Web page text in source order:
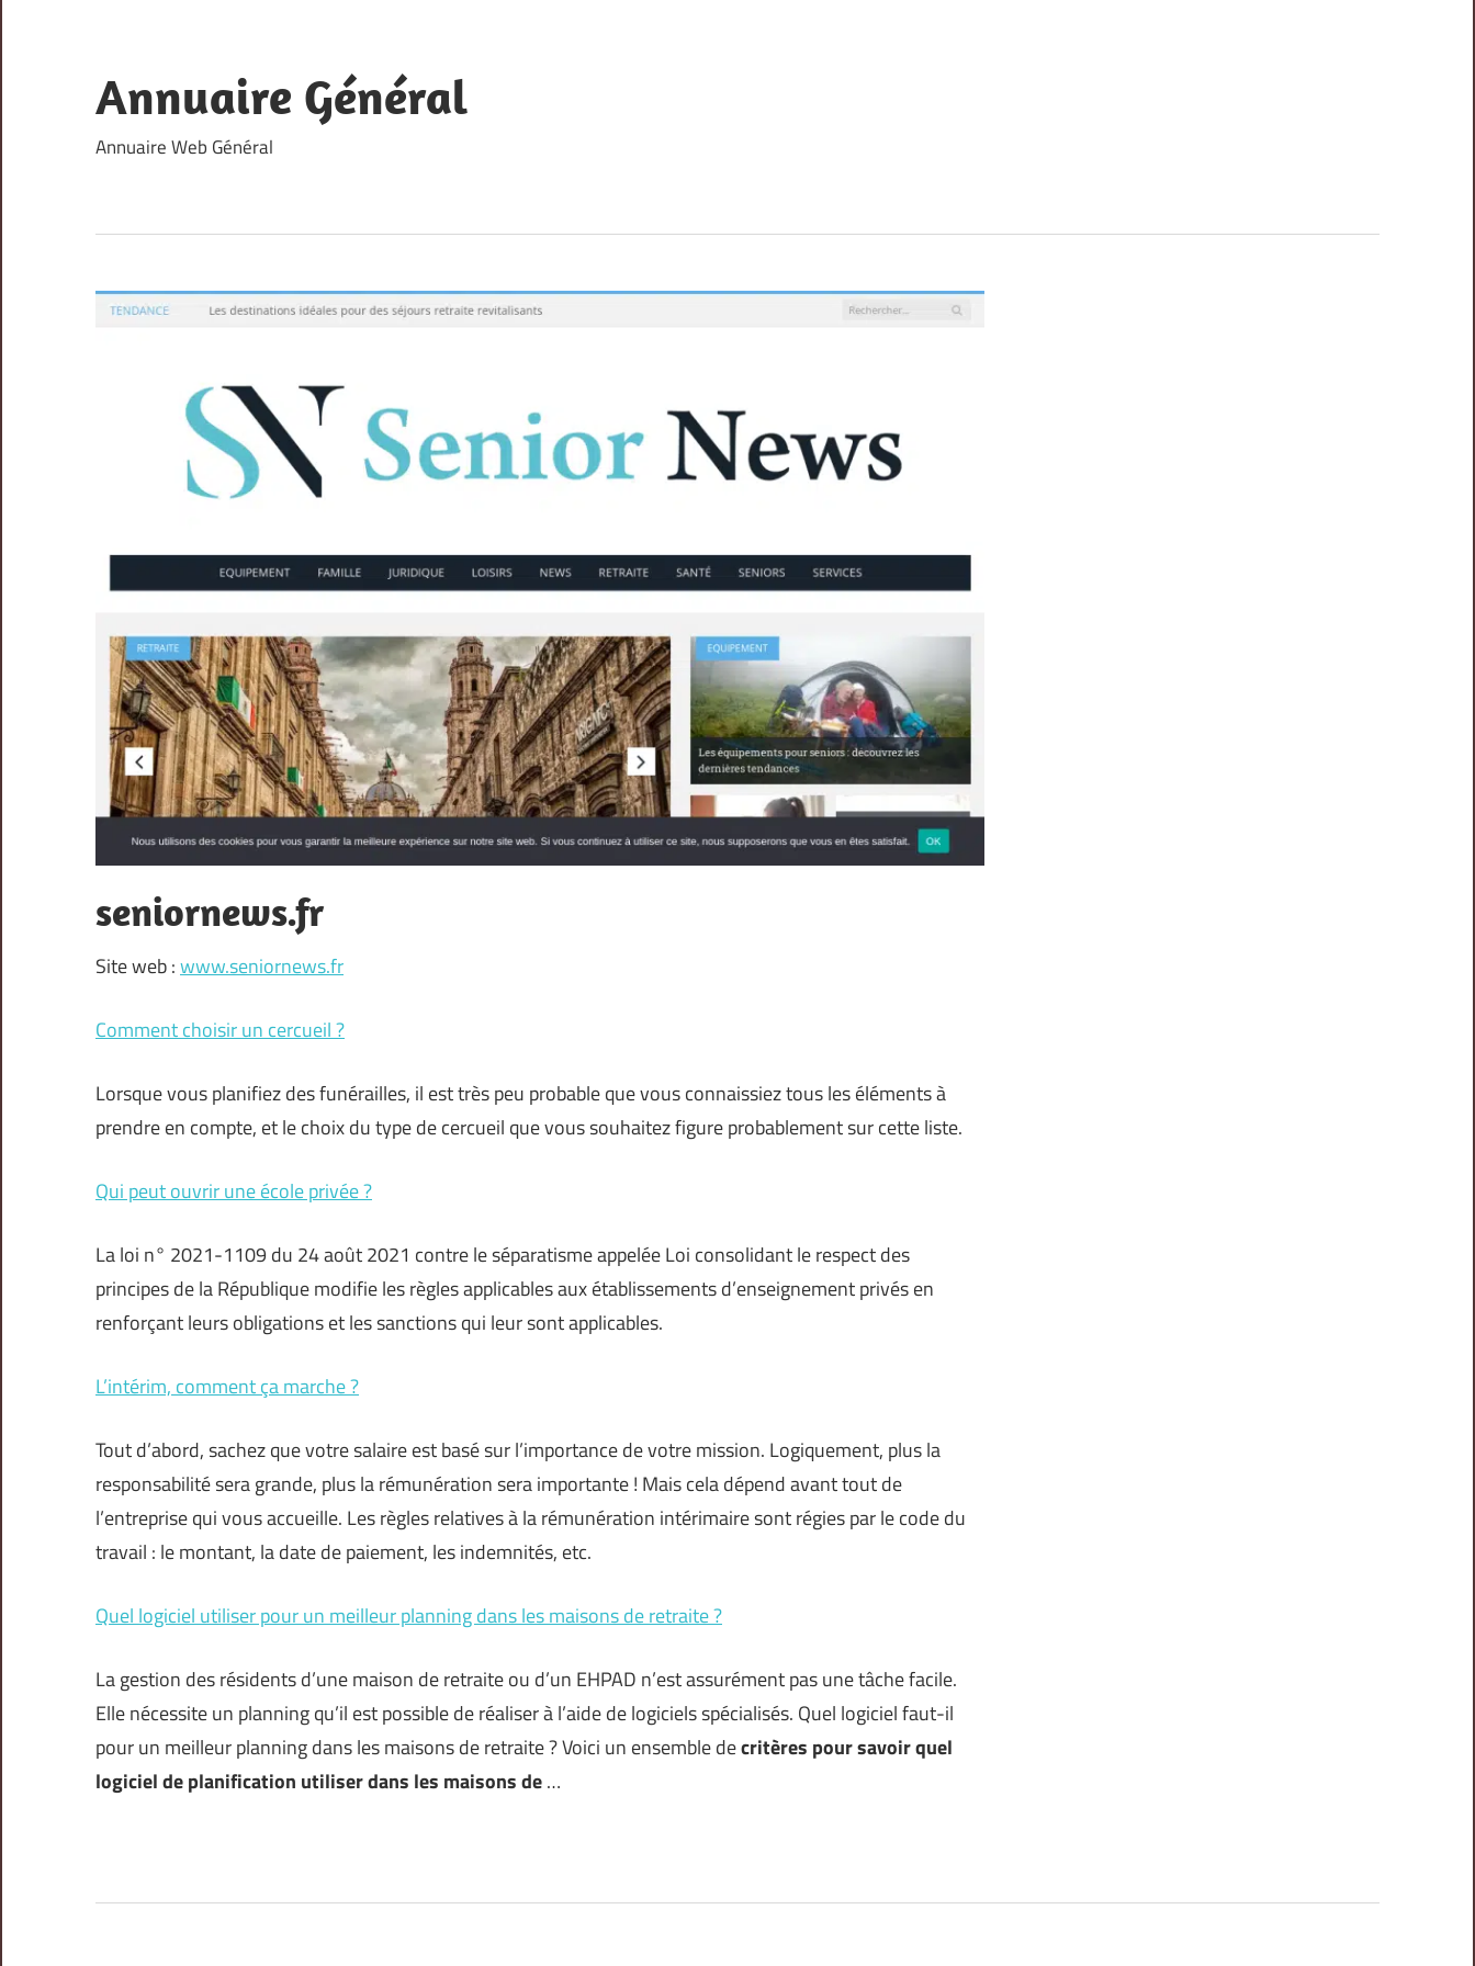
content
Annuaire Général
Annuaire Web Général
seniornews.fr
Site web :www.seniornews.fr
Comment choisir un cercueil ?
Lorsque vous planifiez des funérailles, il est très peu probable que vous connaissiez tous les éléments à
prendre en compte, et le choix du type de cercueil que vous souhaitez figure probablement sur cette liste.
Qui peut ouvrir une école privée ?
La loi n° 2021-1109 du 24 août 2021 contre le séparatisme appelée Loi consolidant le respect des
principes de la République modifie les règles applicables aux établissements d’enseignement privés en
renforçant leurs obligations et les sanctions qui leur sont applicables.
L’intérim, comment ça marche ?
Tout d’abord, sachez que votre salaire est basé sur l’importance de votre mission. Logiquement, plus la
responsabilité sera grande, plus la rémunération sera importante ! Mais cela dépend avant tout de
l’entreprise qui vous accueille. Les règles relatives à la rémunération intérimaire sont régies par le code du
travail : le montant, la date de paiement, les indemnités, etc.
Quel logiciel utiliser pour un meilleur planning dans les maisons de retraite ?
La gestion des résidents d’une maison de retraite ou d’un EHPAD n’est assurément pas une tâche facile.
Elle nécessite un planning qu’il est possible de réaliser à l’aide de logiciels spécialisés. Quel logiciel faut-il
pour un meilleur planning dans les maisons de retraite ? Voici un ensemble decritères pour savoir quel
logiciel de planification utiliser dans les maisons de…